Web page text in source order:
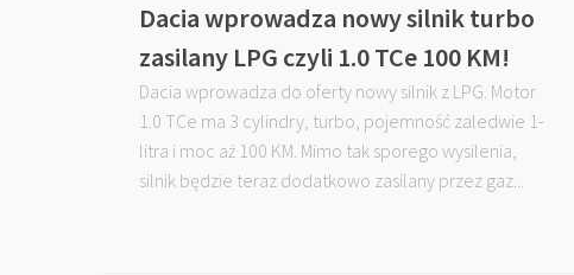
Dacia wprowadza nowy silnik turbo
zasilany LPG czyli 1.0 TCe 100 KM!
Dacia wprowadza do oferty nowy silnik z LPG. Motor
1.0 TCe ma 3 cylindry, turbo, pojemność zaledwie 1-
litra i moc aż 100 KM. Mimo tak sporego wysilenia,
silnik będzie teraz dodatkowo zasilany przez gaz...